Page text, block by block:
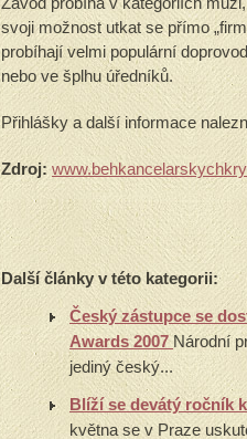
svoji možnost utkat se přímo
probíhají velmi populární
nebo ve šplhu úředníků.
Přihlášky a další informace
Zdroj:
Další články v této kategorii:
Český zástupce se
Awards 2007Národní
jediný český...
Blíží se devátý ročník
května se v Praze